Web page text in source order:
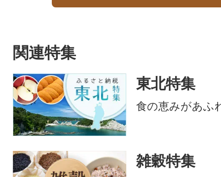
関連特集
東北特集
食の恵みがあふ
雑穀特集